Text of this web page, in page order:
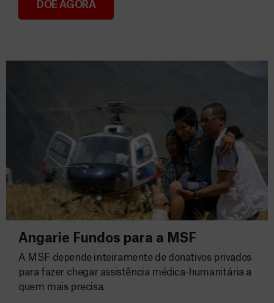
Consignação do IRS 2026
DOE AGORA
Angarie Fundos para a MSF
A MSF depende inteiramente de donativos privados
para fazer chegar assistência médica-humanitária a
quem mais precisa.